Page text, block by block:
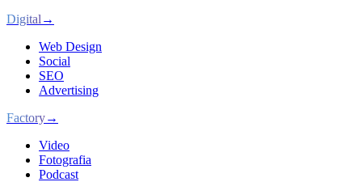
Digital →
Web Design
Social
SEO
Advertising
Factory→
Video
Fotografia
Podcast